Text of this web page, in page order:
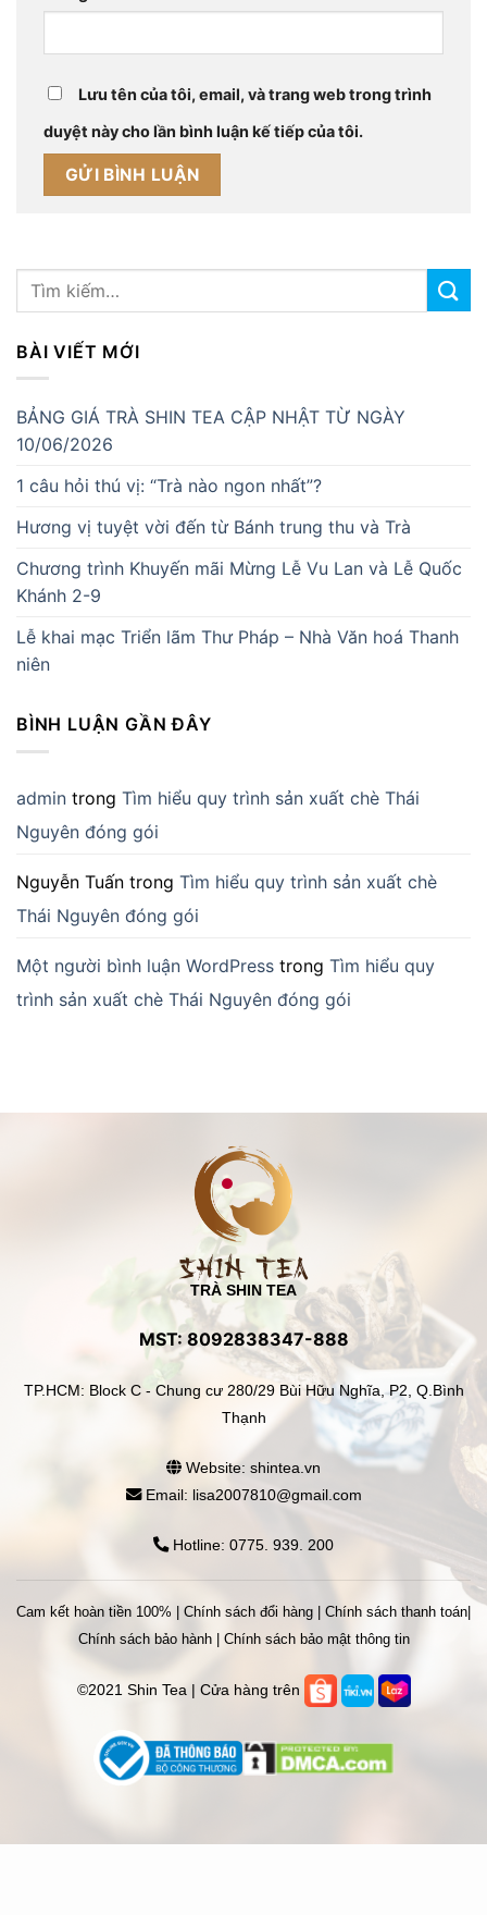
Lưu tên của tôi, email, và trang web trong trình
duyệt này cho lần bình luận kế tiếp của tôi.
BÀI VIẾT MỚI
BẢNG GIÁ TRÀ SHIN TEA CẬP NHẬT TỪ NGÀY
10/06/2026
1 câu hỏi thú vị: “Trà nào ngon nhất”?
Hương vị tuyệt vời đến từ Bánh trung thu và Trà
Chương trình Khuyến mãi Mừng Lễ Vu Lan và Lễ Quốc
Khánh 2-9
Lễ khai mạc Triển lãm Thư Pháp – Nhà Văn hoá Thanh
niên
BÌNH LUẬN GẦN ĐÂY
admin trong Tìm hiểu quy trình sản xuất chè Thái
Nguyên đóng gói
Nguyễn Tuấn trong Tìm hiểu quy trình sản xuất chè
Thái Nguyên đóng gói
Một người bình luận WordPress trong Tìm hiểu quy
trình sản xuất chè Thái Nguyên đóng gói
TRÀ SHIN TEA
MST: 8092838347-888
TP.HCM: Block C - Chung cư 280/29 Bùi Hữu Nghĩa, P2, Q.Bình
Thạnh
Website: shintea.vn
Email: lisa2007810@gmail.com
Hotline: 0775. 939. 200
Cam kết hoàn tiền 100% Chính sách đổi hàng Chính sách thanh toán
Chính sách bảo hành| Chính sách bảo mật thông tin
©2021 Shin Tea | Cửa hàng trên